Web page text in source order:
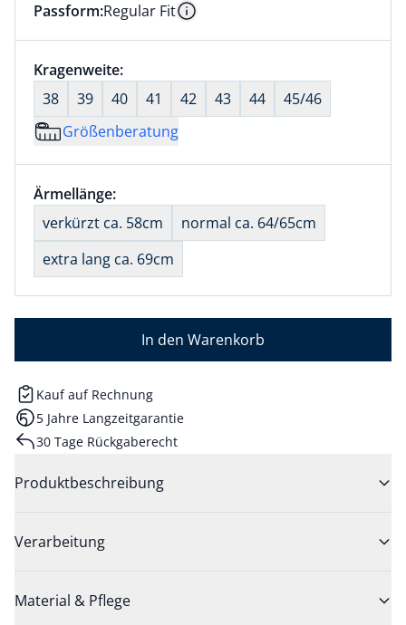
Dieser Artikel hat die Passform Regular Fit. für
Passform:Regular Fit Information
Größenauswahl:
Kragenweite:nichts ausgewählt
38
39 40 41 42 43 44
45/46
Größenberatung
Größenauswahl:
Ärmellänge:nichts ausgewählt
verkürzt ca. 58cm
normal ca. 64/65cm
extra lang ca. 69cm
In den Warenkorb
Kauf auf Rechnung
5 Jahre Langzeitgarantie
30 Tage Rückgaberecht
Produktbeschreibung
Verarbeitung
Material & Pflege